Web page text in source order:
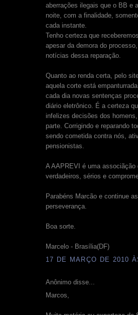
aberrações ilegais que o BB e
noite, com a finalidade,
cada instante.
Tenho certeza que
apesar da demora do
notícias dessa reparação.
Quanto ao renda certa, pelo
aquela corte está
cada dia novas sentenças
diário eletrônico. É a certeza
infelizes decisões dos
parte. Corrigindo e reparando
sendo cometida contra nós,
pensionistas.
A AAPREVI é uma associãção
verdadeiros, sérios e
Parabéns Marcão e continue
perseverança.
Boa sorte.
Marcelo - Brasília(DF)
17 DE MARÇO DE 2010
Anônimo disse...
Marcos,